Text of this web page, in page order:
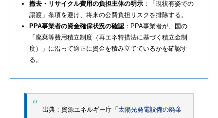
撤去・リサイクル費用の負担主体の明示 ：「現状有姿での
譲渡」条項を避け、将来の公費負担リスクを排除する。
PPA事業者の資金確保状況の確認：PPA事業者が、国の
「廃棄等費用積立制度（再エネ特措法に基づく積立金制
度）」に沿って適正に資金を積み立てているかを確認す
る。
出典：資源エネルギー庁「 太陽光発電設備の廃棄